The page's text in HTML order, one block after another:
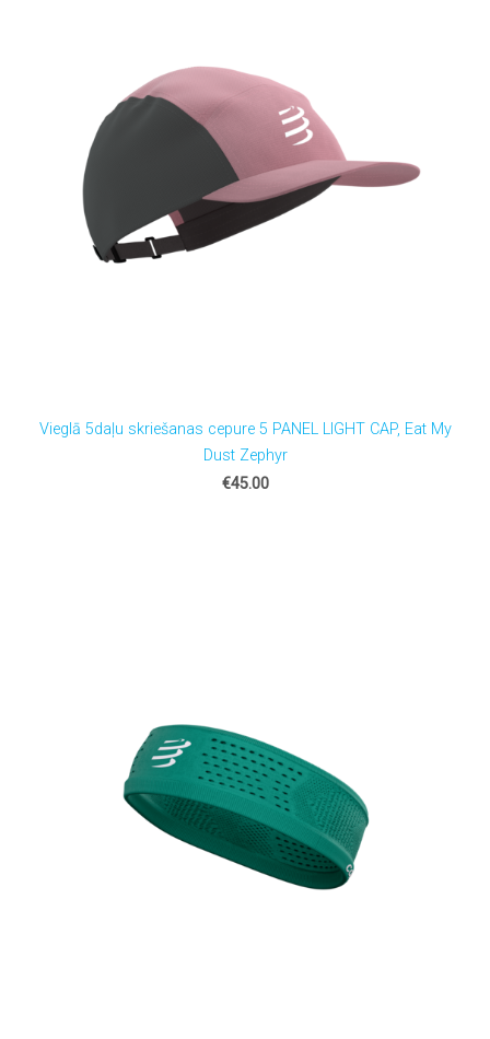
Vieglā 5daļu skriešanas cepure 5 PANEL LIGHT CAP, Eat My
Dust Zephyr
€45.00